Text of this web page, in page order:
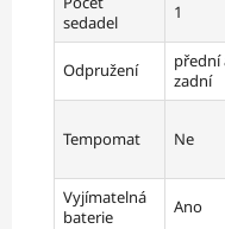
sedadel
1
Odpružení
přední
zadní
Tempomat Ne
Vyjímatelná
baterie
Ano